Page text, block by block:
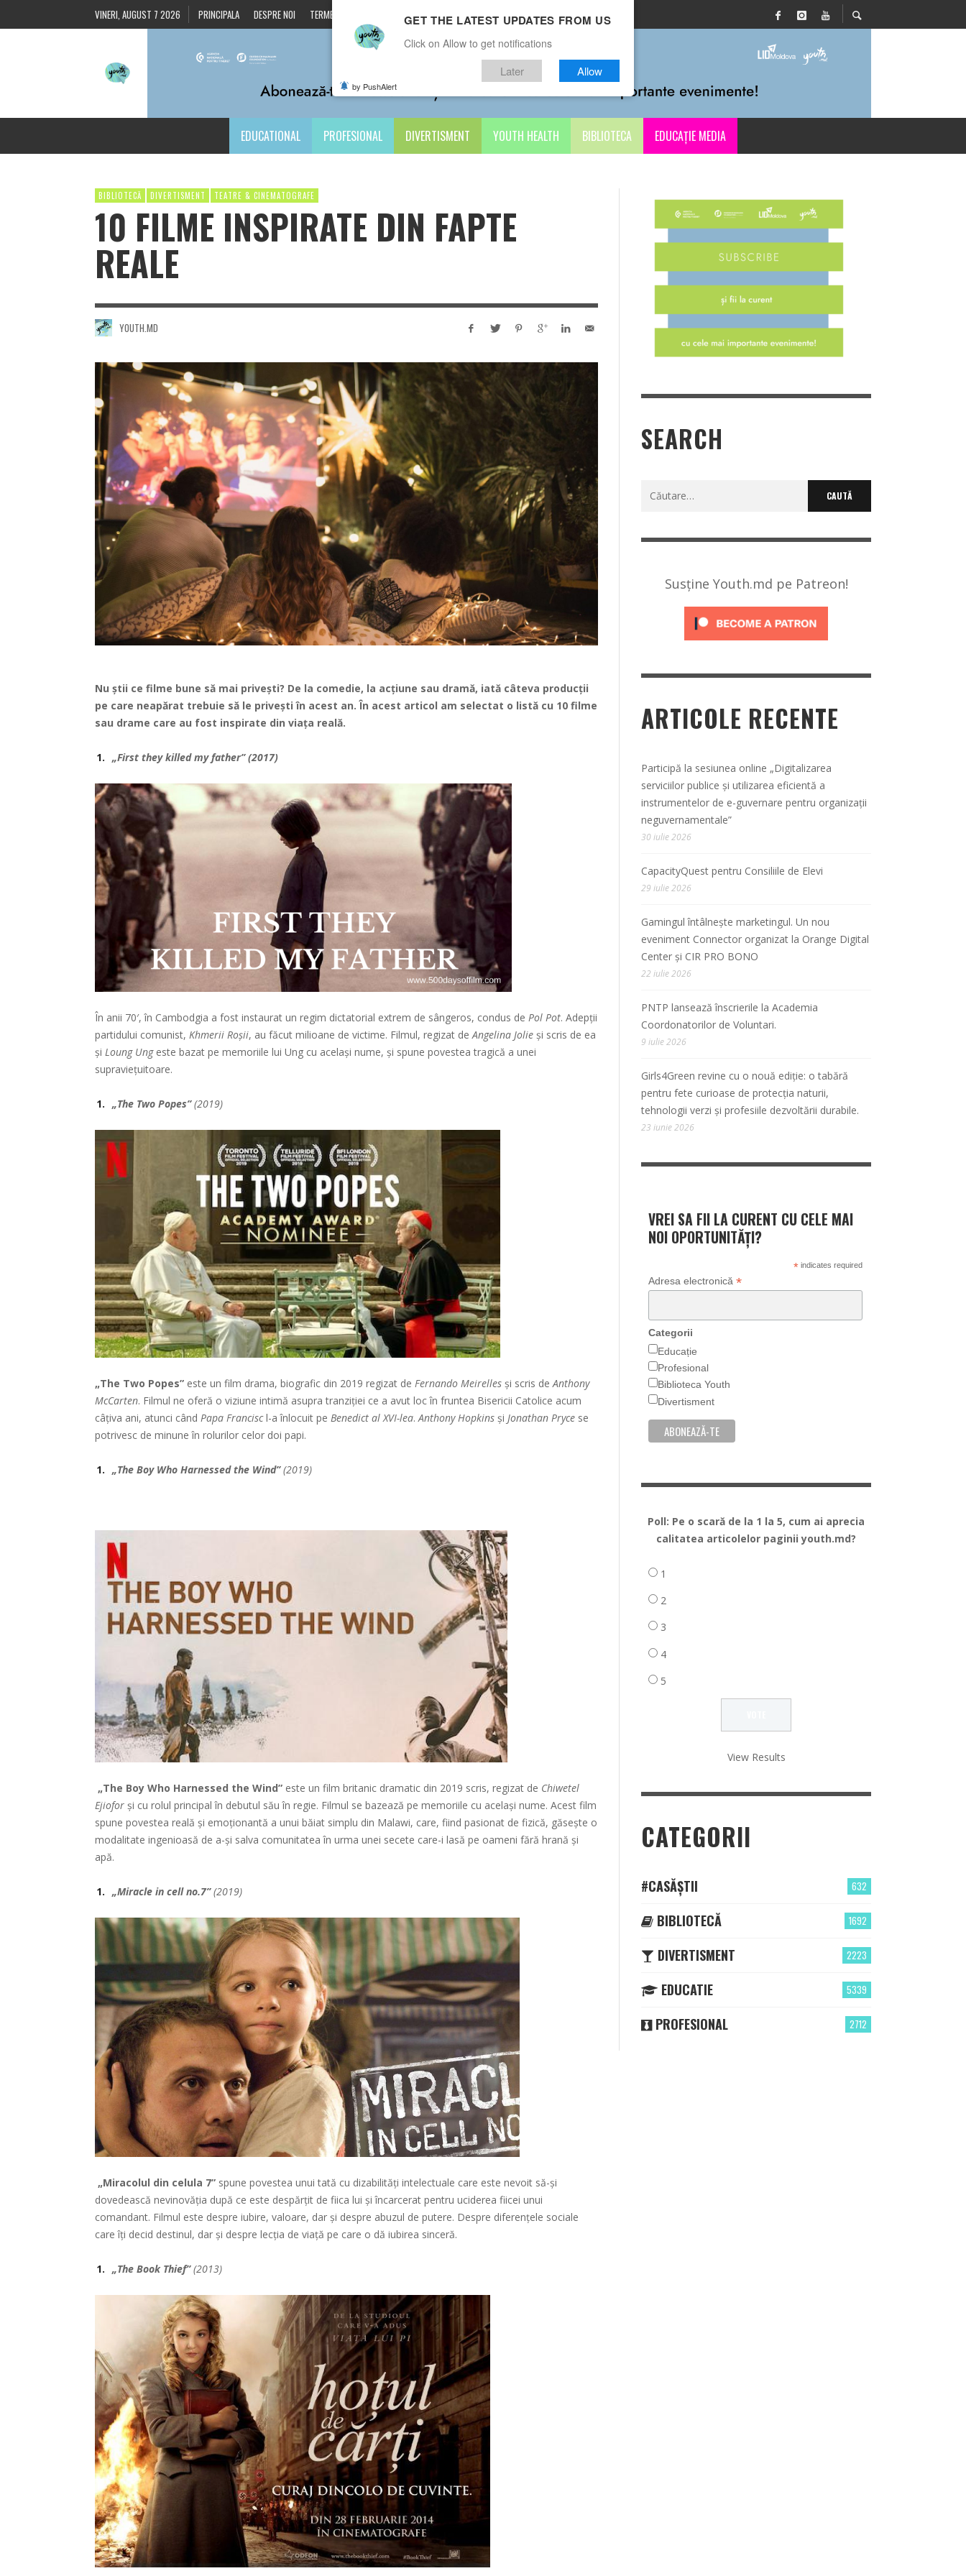
VINERI, AUGUST 7 2026 PRINCIPALA DESPRE NOI TERMENI ȘI CONDIȚII CONTACTE
EDUCATIONAL PROFESIONAL DIVERTISMENT YOUTH HEALTH BIBLIOTECA EDUCAȚIE MEDIA
BIBLIOTECĂ DIVERTISMENT TEATRE & CINEMATOGRAFE
10 FILME INSPIRATE DIN FAPTE
REALE
YOUTH.MD
Nu știi ce filme bune să mai privești? De la comedie, la acțiune sau dramă, iată câteva producții
pe care neapărat trebuie să le privești în acest an. În acest articol am selectat o listă cu 10 filme
sau drame care au fost inspirate din viața reală.
„First they killed my father” (2017)
În anii 70′, în Cambodgia a fost instaurat un regim dictatorial extrem de sângeros, condus de Pol Pot. Adepții
partidului comunist, Khmerii Roșii, au făcut milioane de victime. Filmul, regizat deAngelina Jolie și scris de ea
și Loung Ungeste bazat pe memoriile lui Ung cu același nume, și spune povestea tragică a unei
supraviețuitoare.
„The Two Popes”(2019)
„The Two Popes” este un film drama, biografic din 2019 regizat de Fernando Meirelles și scris deAnthony
McCarten. Filmul ne oferă o viziune intimă asupra tranziției ce a avut loc în fruntea Bisericii Catolice acum
câțiva ani, atunci când Papa Franciscl-a înlocuit pe Benedict al XVI-lea.Anthony Hopkins și Jonathan Pryce se
potrivesc de minune în rolurilor celor doi papi.
„The Boy Who Harnessed the Wind”(2019)
„The Boy Who Harnessed the Wind” este un film britanic dramatic din 2019 scris, regizat de Chiwetel
Ejiofor și cu rolul principal în debutul său în regie. Filmul se bazează pe memoriile cu același nume. Acest film
spune povestea reală și emoționantă a unui băiat simplu din Malawi, care, fiind pasionat de fizică, găsește o
modalitate ingenioasă de a-și salva comunitatea în urma unei secete care-i lasă pe oameni fără hrană și
apă.
„Miracle in cell no.7”(2019)
„Miracolul din celula 7” spune povestea unui tată cu dizabilități intelectuale care este nevoit să-și
dovedească nevinovăția după ce este despărțit de fiica lui și încarcerat pentru uciderea fiicei unui
comandant. Filmul este despre iubire, valoare, dar și despre abuzul de putere. Despre diferențele sociale
care îți decid destinul, dar și despre lecția de viață pe care o dă iubirea sinceră.
„The Book Thief”(2013)
SEARCH
Caută
Susține Youth.md pe Patreon!
ARTICOLE RECENTE
Participă la sesiunea online „Digitalizarea
serviciilor publice și utilizarea eficientă a
instrumentelor de e-guvernare pentru organizații
neguvernamentale”
30 iulie 2026
CapacityQuest pentru Consiliile de Elevi
29 iulie 2026
Gamingul întâlnește marketingul. Un nou
eveniment Connector organizat la Orange Digital
Center și CIR PRO BONO
22 iulie 2026
PNTP lansează înscrierile la Academia
Coordonatorilor de Voluntari.
9 iulie 2026
Girls4Green revine cu o nouă ediție: o tabără
pentru fete curioase de protecția naturii,
tehnologii verzi și profesiile dezvoltării durabile.
23 iunie 2026
VREI SA FII LA CURENT CU CELE MAI
NOI OPORTUNITĂȚI?
*indicates required
Adresa electronică *
Categorii
Educație
Profesional
Biblioteca Youth
Divertisment
Poll: Pe o scară de la 1 la 5, cum ai aprecia
calitatea articolelor paginii youth.md?
1
2
3
4
5
View Results
CATEGORII
632
#CASĂȘTII
1692
BIBLIOTECĂ
2223
DIVERTISMENT
5339
EDUCATIE
2712
PROFESIONAL
GET THE LATEST UPDATES FROM US
Click on Allow to get notifications
Later Allow
by PushAlert